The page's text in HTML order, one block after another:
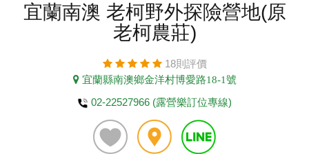
宜蘭南澳 老柯野外探險營地(原
老柯農莊)
18則評價
宜蘭縣南澳鄉金洋村博愛路18-1號
02-22527966 (露營樂訂位專線)